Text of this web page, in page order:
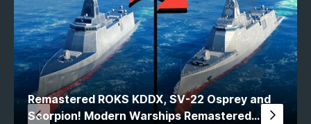
Remastered ROKS KDDX, SV-22 Osprey and
Scorpion! Modern Warships Remastered